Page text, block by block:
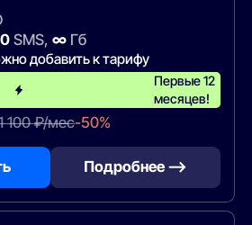
SMS, ∞Гб
добавить к тарифу
Первые 12
месяцев!
100 ₽/мес-50%
Подробнее —>